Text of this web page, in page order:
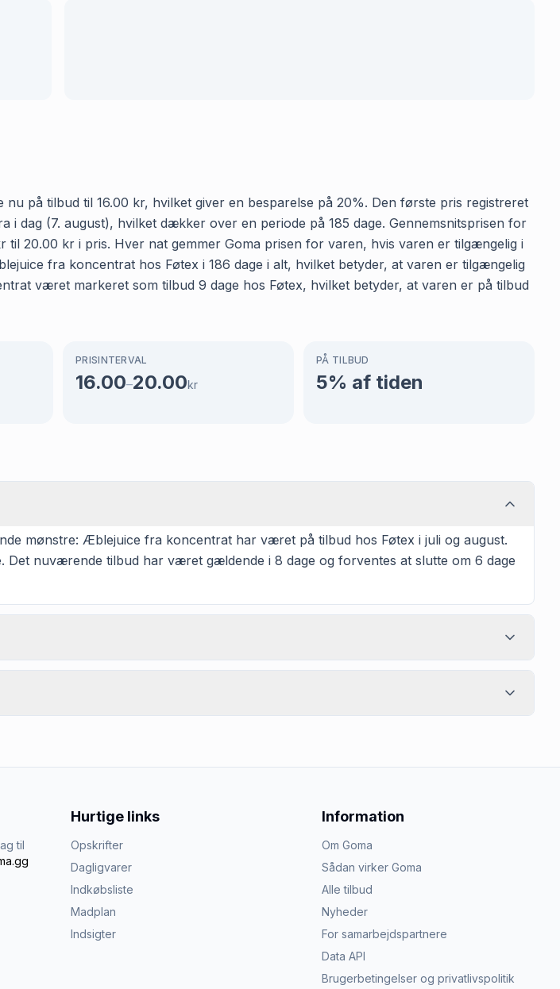
på tilbud til 16.00 kr, hvilket giver en besparelse på 20%. Den første pris registreret
dag (7. august), hvilket dækker over en periode på 185 dage. Gennemsnitsprisen for
20.00 kr i pris. Hver nat gemmer Goma prisen for varen, hvis varen er tilgængelig i
fra koncentrat hos Føtex i 186 dage i alt, hvilket betyder, at varen er tilgængelig
været markeret som tilbud 9 dage hos Føtex, hvilket betyder, at varen er på tilbud
PRISINTERVAL
16.00–20.00kr
PÅ TILBUD
5% af tiden
mønstre: Æblejuice fra koncentrat har været på tilbud hos Føtex i juli og august.
nuværende tilbud har været gældende i 8 dage og forventes at slutte om 6 dage
til
Hurtige links
Opskrifter
Dagligvarer
Indkøbsliste
Madplan
Indsigter
Information
Om Goma
Sådan virker Goma
Alle tilbud
Nyheder
For samarbejdspartnere
Data API
Brugerbetingelser og privatlivspolitik